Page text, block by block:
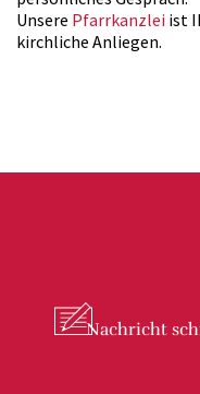
Unsere Pfarrkanzlei ist
kirchliche Anliegen.
Nachricht